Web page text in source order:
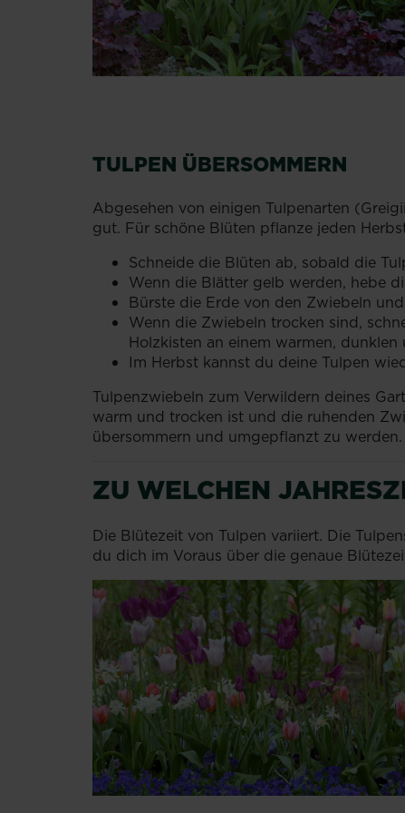
TULPEN ÜBERSOMMERN
Abgesehen von einigen Tulpenarten
gut. Für schöne Blüten pflanze jeden
Schneide die Blüten ab, sobald die
Wenn die Blätter gelb werden, hebe
Bürste die Erde von den Zwiebeln
Wenn die Zwiebeln trocken sind,
Holzkisten an einem warmen,
Im Herbst kannst du deine Tulpen
Tulpenzwiebeln zum Verwildern deines
warm und trocken ist und die ruhenden
übersommern und umgepflanzt zu werden.
ZU WELCHEN
Die Blütezeit von Tulpen variiert. Die
du dich im Voraus über die genaue